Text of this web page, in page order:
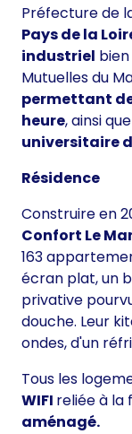
Préfecture de
Pays de la
industriel
Mutuelles du
permettant de
heure, ainsi que
universitaire
Résidence
Construire en
Confort Le
163
écran plat, un
privative
douche. Leur
ondes, d'un
Tous les
WIFI reliée à la
aménagé.